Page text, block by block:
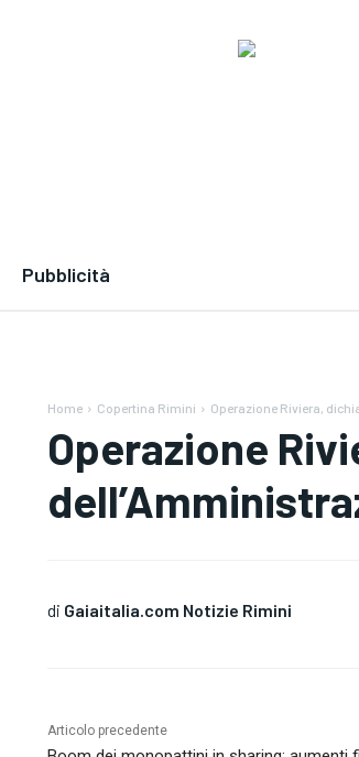
Pubblicità
Home Copertina Rimini Operazione Riviera,
Operazione
di Gaiaitalia.com Notizie Rimini
Articolo precedente